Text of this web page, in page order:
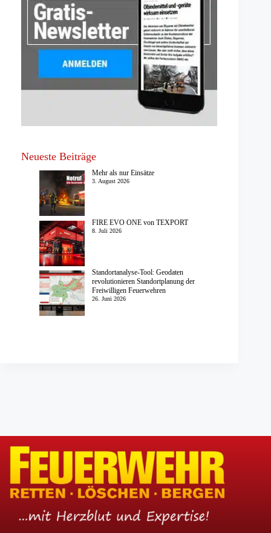
Neueste Beiträge
Mehr als nur Einsätze
3. August 2026
FIRE EVO ONE von TEXPORT
8. Juli 2026
Standortanalyse-Tool: Geodaten
revolutionieren Standortplanung der
Freiwilligen Feuerwehren
26. Juni 2026